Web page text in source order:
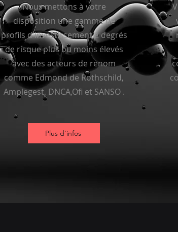
Nous mettons à votre
disposition une gamme de
profils d'investissement à degrés
de risque plus ou moins élevés
avec des acteurs de renom
comme Edmond de Rothschild,
Amplegest, DNCA,Ofi et SANSO .
Plus d'infos